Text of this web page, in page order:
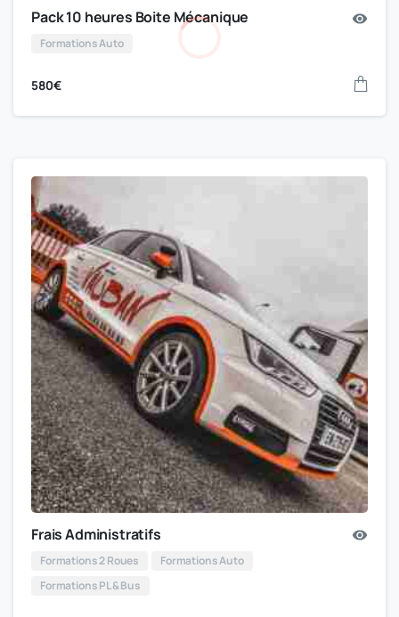
Pack 10 heures Boite Mécanique
Formations Auto
580€
Frais Administratifs
Formations 2 Roues
Formations Auto
Formations PL & Bus